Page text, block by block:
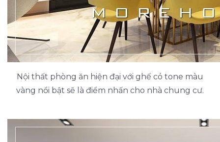
Nội thất phòng ăn hiện đại với ghế có tone màu
vàng nổi bật sẽ là điểm nhấn cho nhà chung cư.